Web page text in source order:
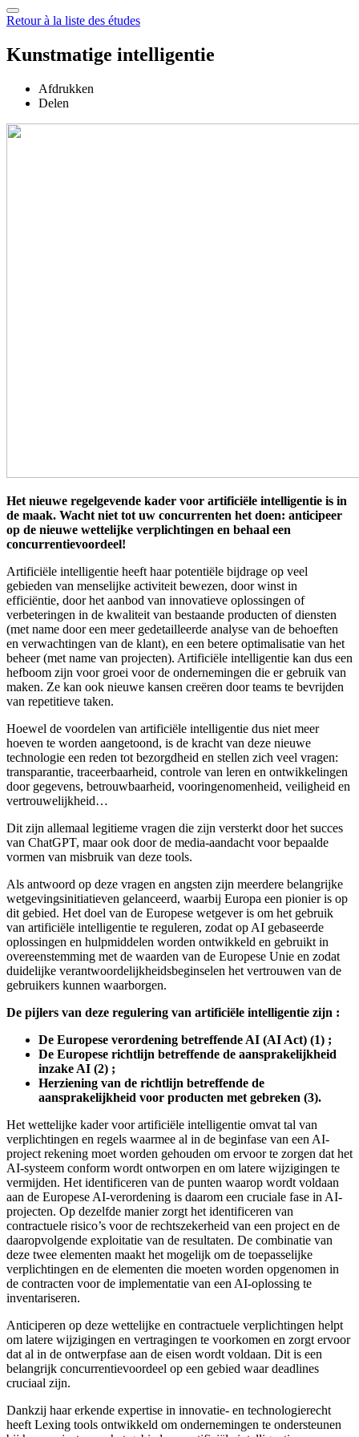
Retour à la liste des études
Kunstmatige intelligentie
Afdrukken
Delen
Het nieuwe regelgevende kader voor artificiële intelligentie is in
de maak. Wacht niet tot uw concurrenten het doen: anticipeer
op de nieuwe wettelijke verplichtingen en behaal een
concurrentievoordeel!
Artificiële intelligentie heeft haar potentiële bijdrage op veel
gebieden van menselijke activiteit bewezen, door winst in
efficiëntie, door het aanbod van innovatieve oplossingen of
verbeteringen in de kwaliteit van bestaande producten of diensten
(met name door een meer gedetailleerde analyse van de behoeften
en verwachtingen van de klant), en een betere optimalisatie van het
beheer (met name van projecten). Artificiële intelligentie kan dus een
hefboom zijn voor groei voor de ondernemingen die er gebruik van
maken. Ze kan ook nieuwe kansen creëren door teams te bevrijden
van repetitieve taken.
Hoewel de voordelen van artificiële intelligentie dus niet meer
hoeven te worden aangetoond, is de kracht van deze nieuwe
technologie een reden tot bezorgdheid en stellen zich veel vragen:
transparantie, traceerbaarheid, controle van leren en ontwikkelingen
door gegevens, betrouwbaarheid, vooringenomenheid, veiligheid en
vertrouwelijkheid…
Dit zijn allemaal legitieme vragen die zijn versterkt door het succes
van ChatGPT, maar ook door de media-aandacht voor bepaalde
vormen van misbruik van deze tools.
Als antwoord op deze vragen en angsten zijn meerdere belangrijke
wetgevingsinitiatieven gelanceerd, waarbij Europa een pionier is op
dit gebied. Het doel van de Europese wetgever is om het gebruik
van artificiële intelligentie te reguleren, zodat op AI gebaseerde
oplossingen en hulpmiddelen worden ontwikkeld en gebruikt in
overeenstemming met de waarden van de Europese Unie en zodat
duidelijke verantwoordelijkheidsbeginselen het vertrouwen van de
gebruikers kunnen waarborgen.
De pijlers van deze regulering van artificiële intelligentie zijn :
De Europese verordening betreffende AI (AI Act) (1) ;
De Europese richtlijn betreffende de aansprakelijkheid
inzake AI (2) ;
Herziening van de richtlijn betreffende de
aansprakelijkheid voor producten met gebreken (3).
Het wettelijke kader voor artificiële intelligentie omvat tal van
verplichtingen en regels waarmee al in de beginfase van een AI-
project rekening moet worden gehouden om ervoor te zorgen dat het
AI-systeem conform wordt ontworpen en om latere wijzigingen te
vermijden. Het identificeren van de punten waarop wordt voldaan
aan de Europese AI-verordening is daarom een cruciale fase in AI-
projecten. Op dezelfde manier zorgt het identificeren van
contractuele risico’s voor de rechtszekerheid van een project en de
daaropvolgende exploitatie van de resultaten. De combinatie van
deze twee elementen maakt het mogelijk om de toepasselijke
verplichtingen en de elementen die moeten worden opgenomen in
de contracten voor de implementatie van een AI-oplossing te
inventariseren.
Anticiperen op deze wettelijke en contractuele verplichtingen helpt
om latere wijzigingen en vertragingen te voorkomen en zorgt ervoor
dat al in de ontwerpfase aan de eisen wordt voldaan. Dit is een
belangrijk concurrentievoordeel op een gebied waar deadlines
cruciaal zijn.
Dankzij haar erkende expertise in innovatie- en technologierecht
heeft Lexing tools ontwikkeld om ondernemingen te ondersteunen